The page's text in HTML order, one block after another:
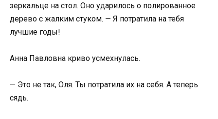
зеркальце на стол. Оно ударилось о полированное
дерево с жалким стуком. — Я потратила на тебя
лучшие годы!
Анна Павловна криво усмехнулась.
— Это не так, Оля. Ты потратила их на себя. А теперь
сядь.